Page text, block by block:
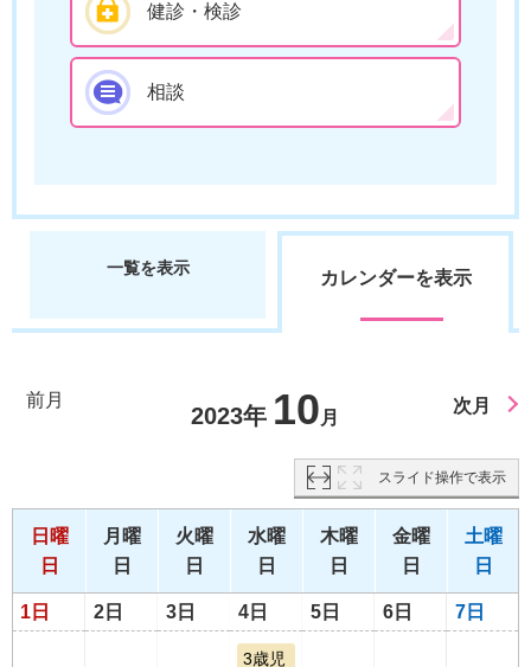
健診・検診
相談
一覧を表示 カレンダーを表示
前月
2023年 10 月
次月
スライド操作で表示
日曜
日
月曜
日
火曜
日
水曜
日
木曜
日
金曜
日
土曜
日
1日 2日 3日 4日 5日 6日 7日
3歳児